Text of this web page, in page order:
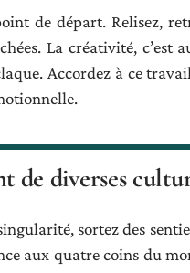
de départ. Relisez,
La créativité, c’est
Accordez à ce
de diverses
sortez des
aux quatre coins du